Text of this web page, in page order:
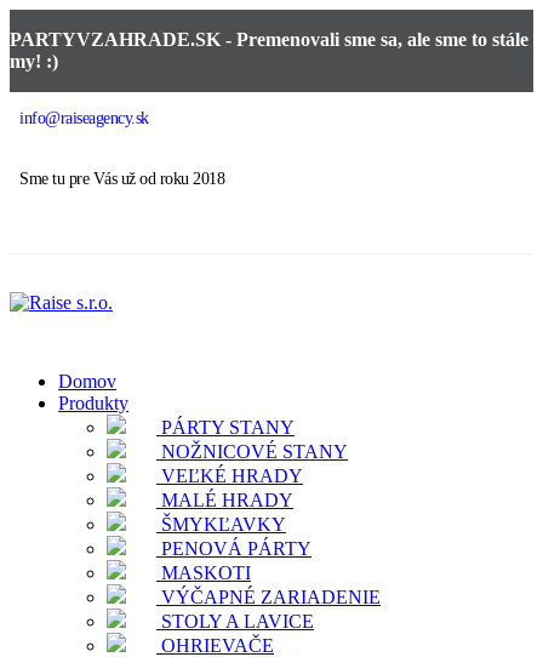
PARTYVZAHRADE.SK - Premenovali sme sa, ale sme to stále
my! :)
info@raiseagency.sk
Sme tu pre Vás už od roku 2018
Domov
Produkty
PÁRTY STANY
NOŽNICOVÉ STANY
VEĽKÉ HRADY
MALÉ HRADY
ŠMYKĽAVKY
PENOVÁ PÁRTY
MASKOTI
VÝČAPNÉ ZARIADENIE
STOLY A LAVICE
OHRIEVAČE